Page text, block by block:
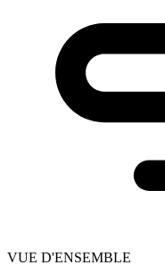
VUE D'ENSEMBLE